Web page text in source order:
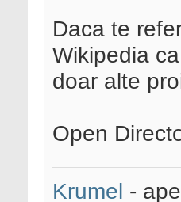
Daca te
Wikipedia
doar alte
Open
Krumel -